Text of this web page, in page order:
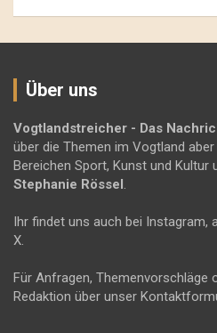
Über uns
Vogtlandstreicher - Das
über die Themen im Vogtland
Bereichen Sport, Kunst und Kultur
Stephanie Rössel .
Ihr findet uns auch bei Instagram,
X.
Für Anfragen, Themenvorschläge
Redaktion über unser